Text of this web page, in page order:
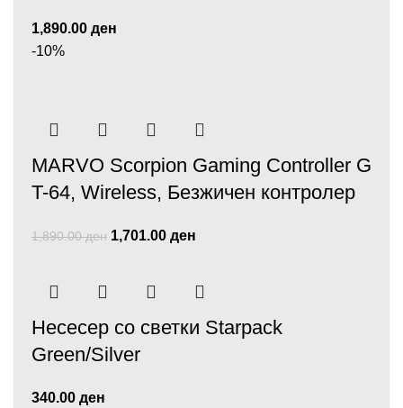
1,890.00 ден
-10%
MARVO Scorpion Gaming Controller G
T-64, Wireless, Безжичен контролер
1,890.00ден 1,701.00 ден
Несесер со светки Starpack
Green/Silver
340.00 ден